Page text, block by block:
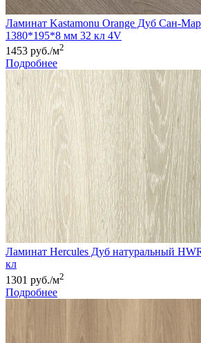
Ламинат Kastamonu Orange Дуб Сан-
1380*195*8 мм 32 кл 4V
1453 руб./м2
Подробнее
Ламинат Hercules Дуб натуральный
кл
1301 руб./м2
Подробнее